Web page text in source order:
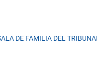
DE FAMILIA DEL